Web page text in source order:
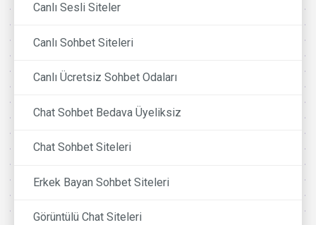
Canlı Sesli Siteler
Canlı Sohbet Siteleri
Canlı Ücretsiz Sohbet Odaları
Chat Sohbet Bedava Üyeliksiz
Chat Sohbet Siteleri
Erkek Bayan Sohbet Siteleri
Görüntülü Chat Siteleri